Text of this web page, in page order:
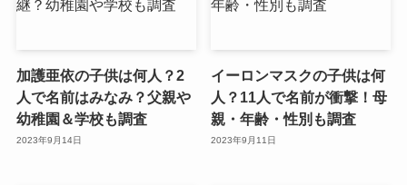
加護亜依の子供は何人？2
人で名前はみなみ？父親や
幼稚園＆学校も調査
2023年9月14日
イーロンマスクの子供は何
人？11人で名前が衝撃！母
親・年齢・性別も調査
2023年9月11日